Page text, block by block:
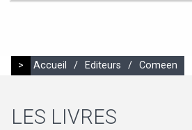
> Accueil / Editeurs / Comeen
LES LIVRES